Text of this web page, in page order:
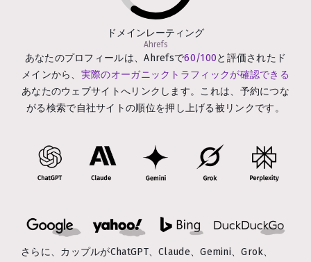
ドメインレーティング
Ahrefs
あなたのプロフィールは、Ahrefsで60/100と評価されたド
メインから、 実際のオーガニックトラフィックが確認できる
あなたのウェブサイトへリンクします。これは、予約につな
がる検索で自社サイトの順位を押し上げる被リンクです。
さらに、カップルがChatGPT、Claude、Gemini、Grok、